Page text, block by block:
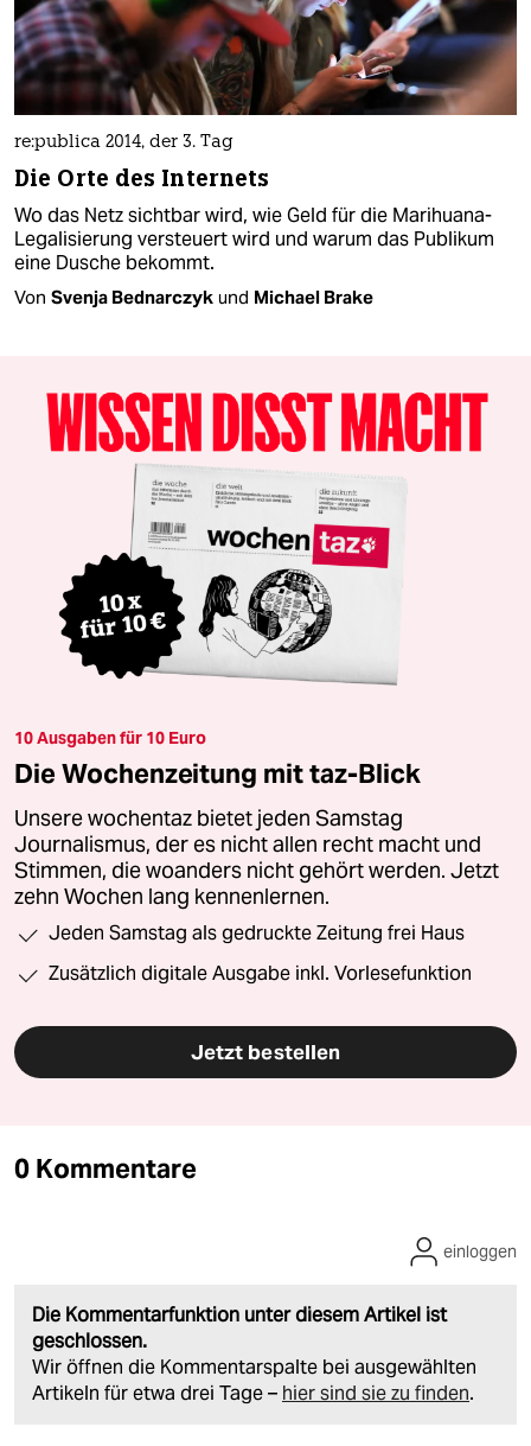
re:publica 2014, der 3. Tag
Die Orte des Internets
Wo das Netz sichtbar wird, wie Geld für die Marihuana-
Legalisierung versteuert wird und warum das Publikum
eine Dusche bekommt.
Von Svenja Bednarczyk und Michael Brake
10 Ausgaben für 10 Euro
Die Wochenzeitung mit taz-Blick
Unsere wochentaz bietet jeden Samstag
Journalismus, der es nicht allen recht macht und
Stimmen, die woanders nicht gehört werden. Jetzt
zehn Wochen lang kennenlernen.
Jeden Samstag als gedruckte Zeitung frei Haus
Zusätzlich digitale Ausgabe inkl. Vorlesefunktion
Jetzt bestellen
0 Kommentare
Die Kommentarfunktion unter diesem Artikel ist
geschlossen.
Wir öffnen die Kommentarspalte bei ausgewählten
Artikeln für etwa drei Tage – hier sind sie zu finden.
einloggen